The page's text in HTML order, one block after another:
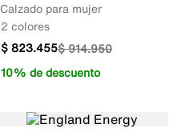
Calzado para mujer
2 colores
$914.950
$823.455
10% de descuento